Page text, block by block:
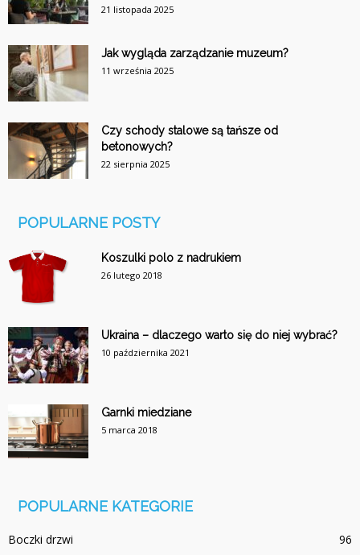
21 listopada 2025
Jak wygląda zarządzanie muzeum?
11 września 2025
Czy schody stalowe są tańsze od
betonowych?
22 sierpnia 2025
POPULARNE POSTY
Koszulki polo z nadrukiem
26 lutego 2018
Ukraina – dlaczego warto się do niej wybrać?
10 października 2021
Garnki miedziane
5 marca 2018
POPULARNE KATEGORIE
Boczki drzwi
96